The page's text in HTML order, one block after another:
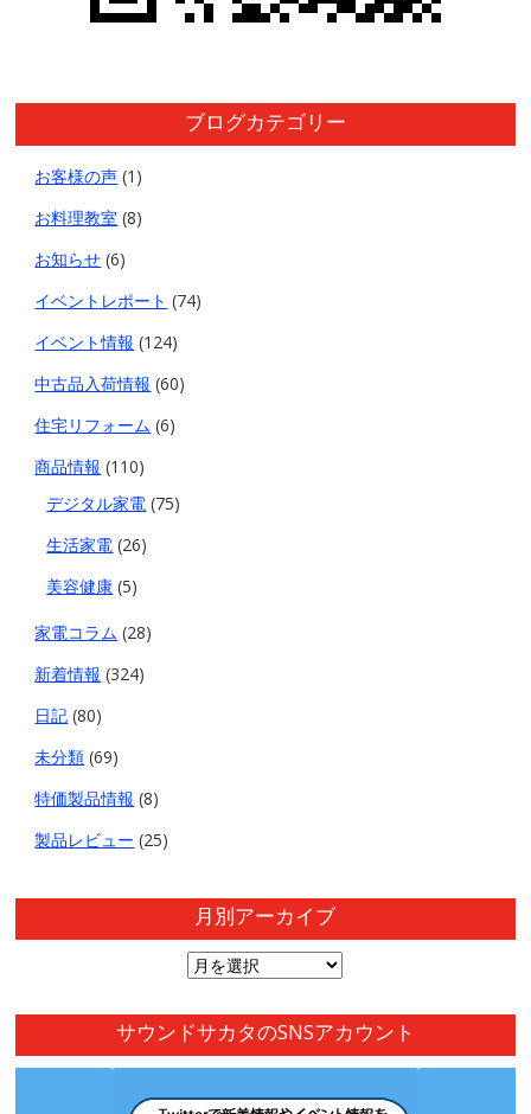
ブログカテゴリー
お客様の声 (1)
お料理教室 (8)
お知らせ (6)
イベントレポート (74)
イベント情報 (124)
中古品入荷情報 (60)
住宅リフォーム (6)
商品情報 (110)
デジタル家電 (75)
生活家電 (26)
美容健康 (5)
家電コラム (28)
新着情報 (324)
日記 (80)
未分類 (69)
特価製品情報 (8)
製品レビュー (25)
月別アーカイブ
月
ア
カ
イ
サウンドサカタのSNSアカウント